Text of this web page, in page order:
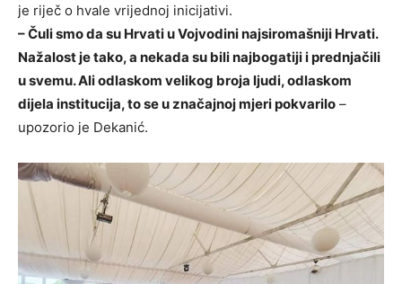
je riječ o hvale vrijednoj inicijativi.
– Čuli smo da su Hrvati u Vojvodini najsiromašniji Hrvati.
Nažalost je tako, a nekada su bili najbogatiji i prednjačili
u svemu. Ali odlaskom velikog broja ljudi, odlaskom
dijela institucija, to se u značajnoj mjeri pokvarilo –
upozorio je Dekanić.